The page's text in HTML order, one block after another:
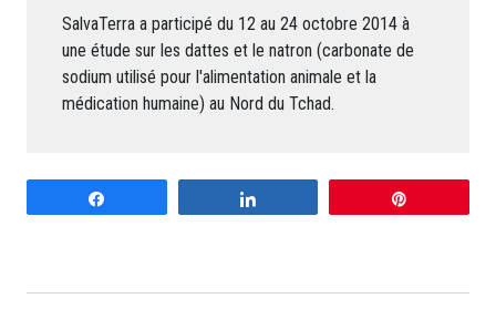
SalvaTerra a participé du 12 au 24 octobre 2014 à
une étude sur les dattes et le natron (carbonate de
sodium utilisé pour l'alimentation animale et la
médication humaine) au Nord du Tchad.